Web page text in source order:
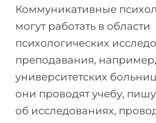
Коммуникативные
могут работать в области
психологических
преподавания,
университетских
они проводят учебу,
об исследованиях,